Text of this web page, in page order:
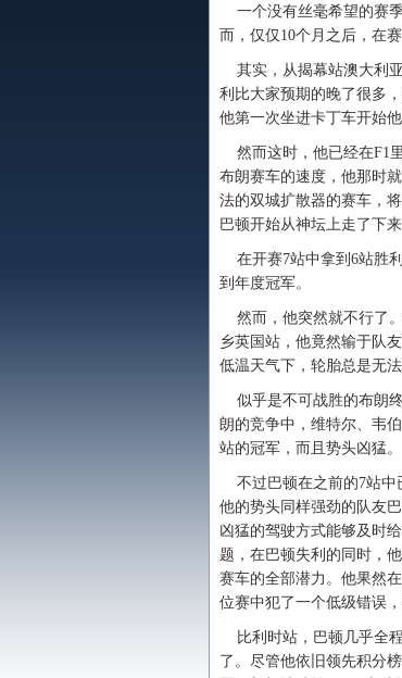
一个没有丝毫希望的赛
而，仅仅10个月之后，在
其实，从揭幕站澳大利
利比大家预期的晚了很多
他第一次坐进卡丁车开始
然而这时，他已经在F1
布朗赛车的速度，他那时
法的双城扩散器的赛车，
巴顿开始从神坛上走了下
在开赛7站中拿到6站胜
到年度冠军。
然而，他突然就不行了
乡英国站，他竟然输于队
低温天气下，轮胎总是无
似乎是不可战胜的布朗
朗的竞争中，维特尔、韦
站的冠军，而且势头凶猛。
不过巴顿在之前的7站中
他的势头同样强劲的队友
凶猛的驾驶方式能够及时
题，在巴顿失利的同时，
赛车的全部潜力。他果然
位赛中犯了一个低级错误
比利时站，巴顿几乎全
了。尽管他依旧领先积分